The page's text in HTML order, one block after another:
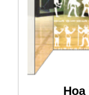
Hoa